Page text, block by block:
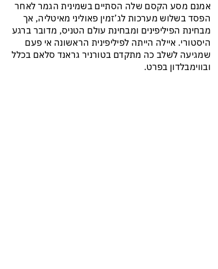
אמנם מסע הקסם שלה הסתיים בשמינית הגמר לאחר
הפסד בשלוש מערכות לג’זמין פאוליני מאיטליה, אך
מבחינת הפיליפינים ומבחינת עולם הטניס, מדובר ברגע
היסטורי. איילה הייתה לפיליפינית הראשונה אי פעם
שמגיעה לשלב כה מתקדם בטורניר גראנד סלאם בכלל
ובווימבלדון בפרט.